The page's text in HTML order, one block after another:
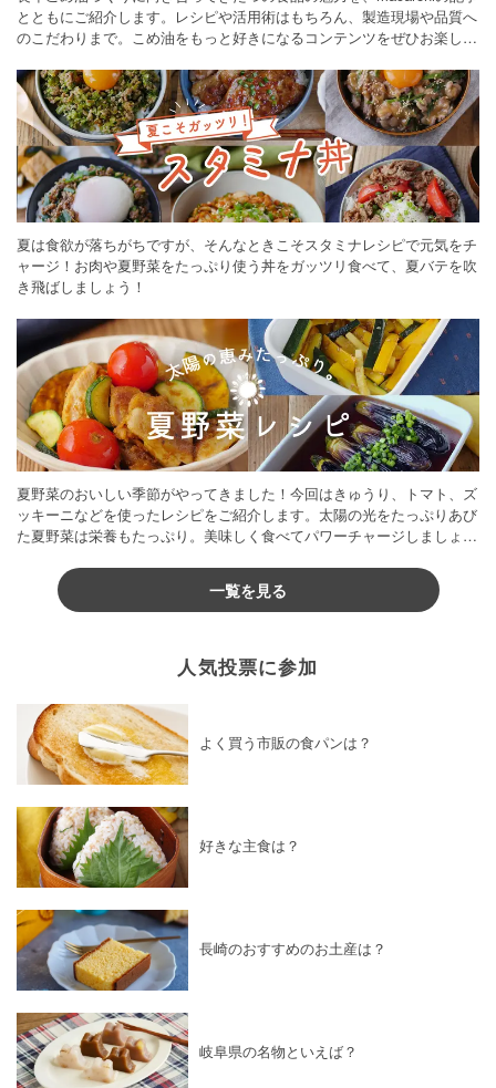
とともにご紹介します。レシピや活用術はもちろん、製造現場や品質へ
のこだわりまで。こめ油をもっと好きになるコンテンツをぜひお楽しみ
夏は食欲が落ちがちですが、そんなときこそスタミナレシピで元気をチ
ャージ！お肉や夏野菜をたっぷり使う丼をガッツリ食べて、夏バテを吹
き飛ばしましょう！
夏野菜のおいしい季節がやってきました！今回はきゅうり、トマト、ズ
ッキーニなどを使ったレシピをご紹介します。太陽の光をたっぷりあび
た夏野菜は栄養もたっぷり。美味しく食べてパワーチャージしましょう
一覧を見る
人気投票に参加
よく買う市販の食パンは？
好きな主食は？
長崎のおすすめのお土産は？
岐阜県の名物といえば？